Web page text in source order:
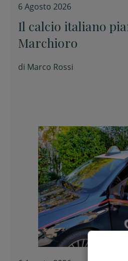
6 Agosto 2026
Il calcio italiano
Marchioro
di Marco Rossi